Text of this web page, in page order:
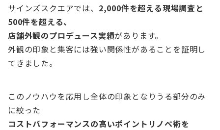
サインズスクエアでは、 2,000件を超える現場調査と
500件を超える、
店舗外観のプロデュース実績があります。
外観の印象と集客には強い関係性があることを証明し
てきました。
このノウハウを応用し全体の印象となりうる部分のみ
に絞った
コストパフォーマンスの高いポイントリノベ術を